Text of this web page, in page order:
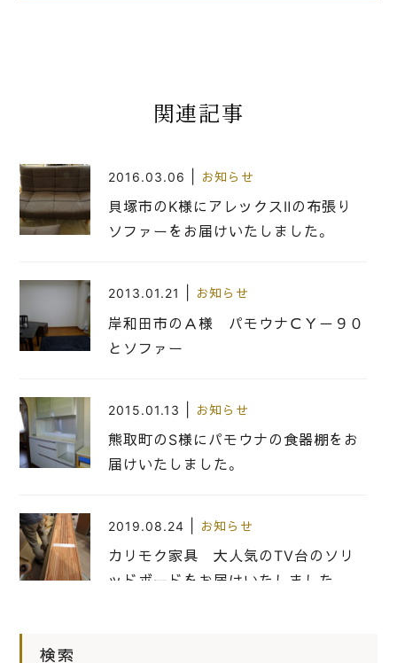
関連記事
2016.03.06 お知らせ
貝塚市のK様にアレックスⅡの布張り
ソファーをお届けいたしました。
2013.01.21 お知らせ
岸和田市のＡ様 パモウナＣＹ－９０
とソファー
2015.01.13 お知らせ
熊取町のS様にパモウナの食器棚をお
届けいたしました。
2019.08.24 お知らせ
カリモク家具 大人気のTV台のソリ
ッドボードをお届けいたしました。
検索